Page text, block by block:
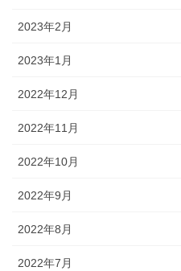
2023年2月
2023年1月
2022年12月
2022年11月
2022年10月
2022年9月
2022年8月
2022年7月